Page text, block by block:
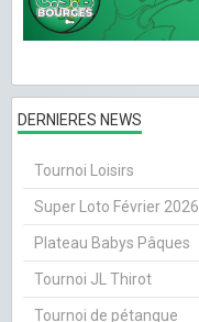
DERNIERES NEWS
Tournoi Loisirs
Super Loto Février 2026
Plateau Babys Pâques
Tournoi JL Thirot
Tournoi de pétanque